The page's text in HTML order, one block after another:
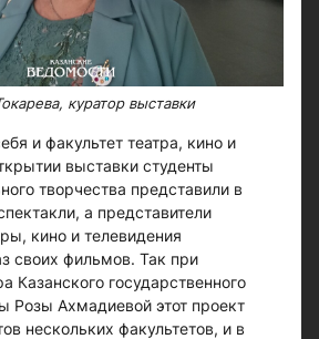
куратор выставки
и факультет театра, кино и
выставки студенты
творчества представили в
а представители
кино и телевидения
своих фильмов. Так при
Казанского государственного
Розы Ахмадиевой этот проект
нескольких факультетов, и в